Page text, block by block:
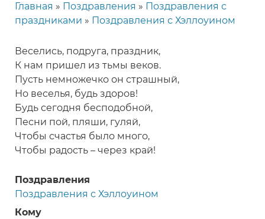
Строка
Главная Поздравления
Поздравления с
праздниками
Поздравления с Хэллоуином
Веселись, подруга, праздник,
К нам пришел из тьмы веков.
Пусть немножечко он страшный,
Но веселья, будь здоров!
Будь сегодня бесподобной,
Песни пой, пляши, гуляй,
Чтобы счастья было много,
Чтобы радость – через край!
Поздравления
Поздравления с Хэллоуином
Кому